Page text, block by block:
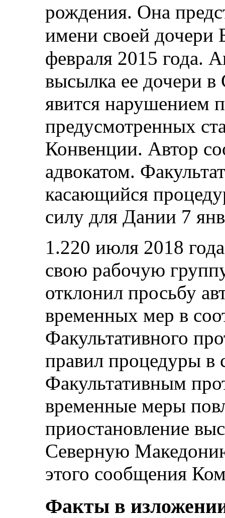
рождения. Она
имени своей дочери
февраля 2015 года.
высылка ее дочери
явится нарушением
предусмотренных
Конвенции. Автор
адвокатом.
касающийся
силу для Дании 7
1.220 июля 2018
свою рабочую
отклонил просьбу
временных мер в
Факультативного
правил процедуры в
Факультативным
временные меры
приостановление
Северную
этого сообщения
Факты в